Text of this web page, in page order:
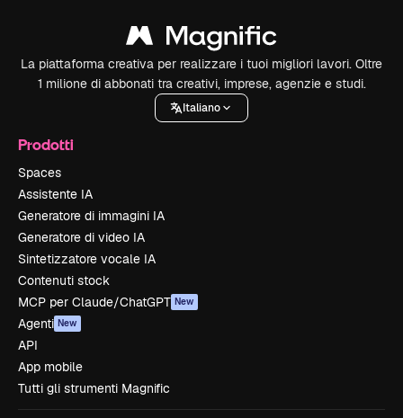
La piattaforma creativa per realizzare i tuoi migliori lavori. Oltre
1 milione di abbonati tra creativi, imprese, agenzie e studi.
Italiano
Prodotti
Spaces
Assistente IA
Generatore di immagini IA
Generatore di video IA
Sintetizzatore vocale IA
Contenuti stock
MCP per Claude/ChatGPT New
Agenti New
API
App mobile
Tutti gli strumenti Magnific